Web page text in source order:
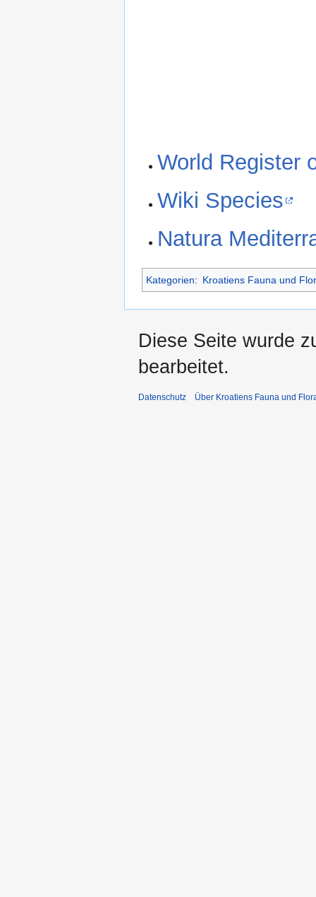
World Register
Wiki Species
Natura
Kategorien: Kroatiens Fauna und
Diese Seite wurde
bearbeitet.
Datenschutz Über Kroatiens Fauna und